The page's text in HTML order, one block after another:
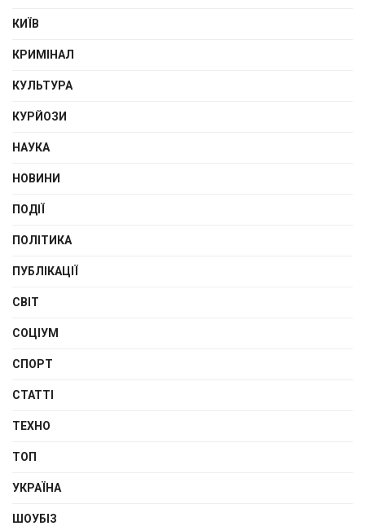
КИЇВ
КРИМІНАЛ
КУЛЬТУРА
КУРЙОЗИ
НАУКА
НОВИНИ
ПОДІЇ
ПОЛІТИКА
ПУБЛІКАЦІЇ
СВІТ
СОЦІУМ
СПОРТ
СТАТТІ
ТЕХНО
ТОП
УКРАЇНА
ШОУБІЗ